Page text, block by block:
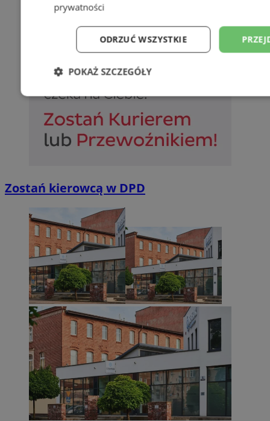
Zostań kierowcą w DPD
prywatności
ODRZUĆ WSZYSTKIE
POKAŻ SZCZEGÓŁY
Niezbędne Wydajność
Niesklasyfikowane
Niezbędne Wydajność Targetowanie
Niezbędne pliki cookie umożliwiają korzystanie z podstawowych
takich jak logowanie użytkownika i zarządzanie kontem. Bez
można prawidłowo korzystać ze strony internetowej.
Nazwa
Provider/
Domena
SessID
sosnowiecki.pl
QeSessID sosnowiecki.pl
MvSessID sosnowiecki.pl